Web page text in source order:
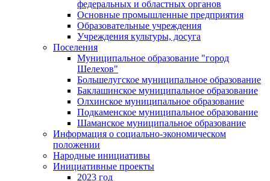
федеральных и областных органов
Основные промышленные предприятия
Образовательные учреждения
Учреждения культуры, досуга
Поселения
Муниципальное образование "город
Шелехов"
Большелугское муниципальное образование
Баклашинское муниципальное образование
Олхинское муниципальное образование
Подкаменское муниципальное образование
Шаманское муниципальное образование
Информация о социально-экономическом
положении
Народные инициативы
Инициативные проекты
2023 год